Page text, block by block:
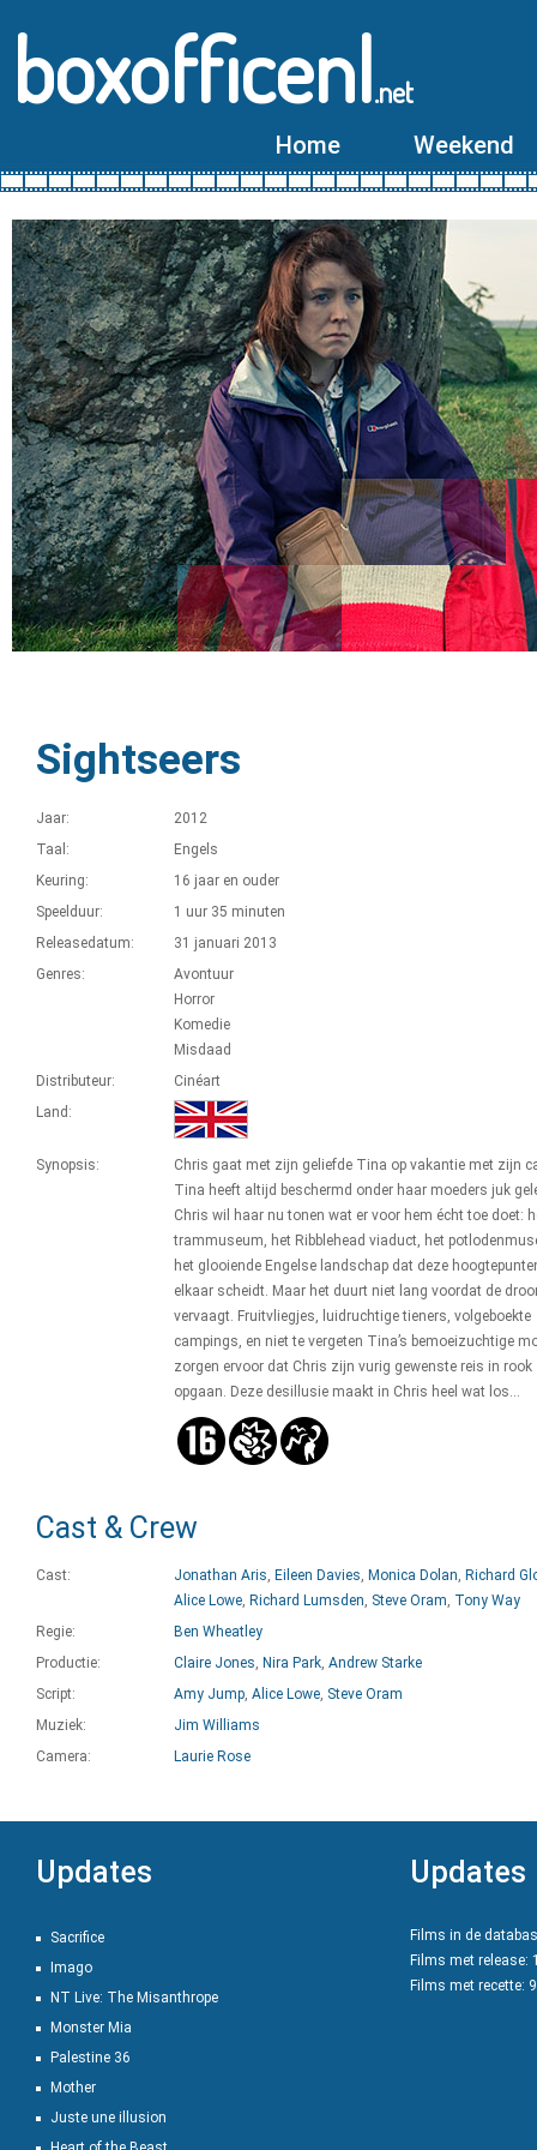
boxofficenl.net
Home Weekend
Sightseers
Jaar:
2012
Taal:
Engels
Keuring:
16 jaar en ouder
Speelduur:
1 uur 35 minuten
Releasedatum:
31 januari 2013
Genres:
Avontuur
Horror
Komedie
Misdaad
Distributeur:
Cinéart
Land:
Synopsis:
Chris gaat met zijn geliefde Tina op vakantie met zijn
Tina heeft altijd beschermd onder haar moeders juk
Chris wil haar nu tonen wat er voor hem écht toe doet:
trammuseum, het Ribblehead viaduct, het
het glooiende Engelse landschap dat deze
elkaar scheidt. Maar het duurt niet lang voordat de
vervaagt. Fruitvliegjes, luidruchtige tieners, volgeboekte
campings, en niet te vergeten Tina’s bemoeizuchtige
zorgen ervoor dat Chris zijn vurig gewenste reis in rook
opgaan. Deze desillusie maakt in Chris heel wat los...
Cast & Crew
Cast: Jonathan Aris, Eileen Davies, Monica Dolan, Richard
Alice Lowe, Richard Lumsden, Steve Oram, Tony Way
Regie:
Ben Wheatley
Productie:
Claire Jones, Nira Park, Andrew Starke
Script:
Amy Jump, Alice Lowe, Steve Oram
Muziek:
Jim Williams
Camera:
Laurie Rose
Updates
Sacrifice
Imago
NT Live: The Misanthrope
Monster Mia
Palestine 36
Mother
Juste une illusion
Updates
Films in de
Films met release:
Films met recette: